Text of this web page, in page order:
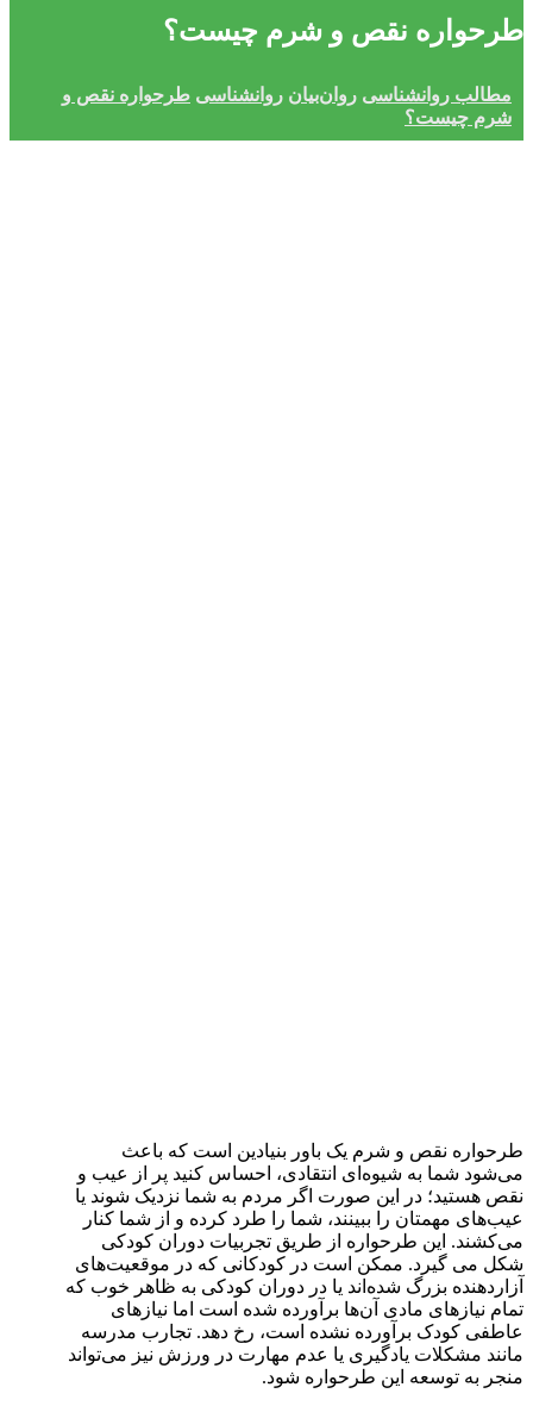
طرحواره نقص و شرم چیست؟
مطالب روانشناسی روان‌بیان روانشناسی طرحواره نقص و
شرم چیست؟
طرحواره نقص و شرم یک باور بنیادین است که باعث
می‌شود شما به شیوه‌ای انتقادی، احساس کنید پر از عیب و
نقص هستید؛ در این صورت اگر مردم به شما نزدیک شوند یا
عیب‌های مهمتان را ببینند، شما را طرد کرده و از شما کنار
می‌کشند. این طرحواره از طریق تجربیات دوران کودکی
شکل می گیرد. ممکن است در کودکانی که در موقعیت‌های
آزاردهنده بزرگ شده‌اند یا در دوران کودکی به ظاهر خوب که
تمام نیازهای مادی آن‌ها برآورده شده است اما نیازهای
عاطفی کودک برآورده نشده است، رخ دهد. تجارب مدرسه
مانند مشکلات یادگیری یا عدم مهارت در ورزش نیز می‌تواند
منجر به توسعه این طرحواره شود.